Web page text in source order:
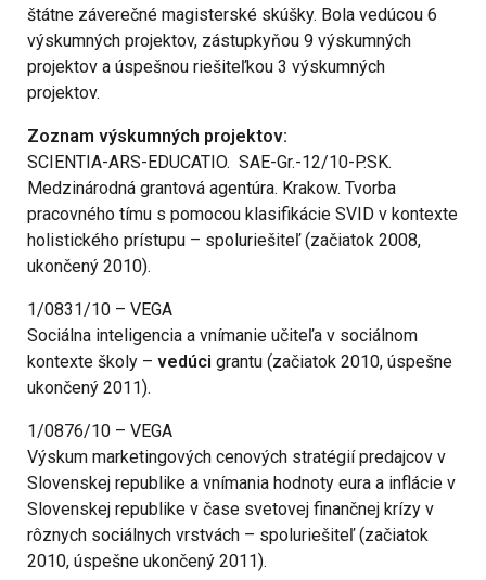
štátne záverečné magisterské skúšky. Bola vedúcou 6
výskumných projektov, zástupkyňou 9 výskumných
projektov a úspešnou riešiteľkou 3 výskumných
projektov.
Zoznam výskumných projektov:
SCIENTIA-ARS-EDUCATIO. SAE-Gr.-12/10-P.SK.
Medzinárodná grantová agentúra. Krakow. Tvorba
pracovného tímu s pomocou klasifikácie SVID v kontexte
holistického prístupu – spoluriešiteľ (začiatok 2008,
ukončený 2010).
1/0831/10 – VEGA
Sociálna inteligencia a vnímanie učiteľa v sociálnom
kontexte školy – vedúci grantu (začiatok 2010, úspešne
ukončený 2011).
1/0876/10 – VEGA
Výskum marketingových cenových stratégií predajcov v
Slovenskej republike a vnímania hodnoty eura a inflácie v
Slovenskej republike v čase svetovej finančnej krízy v
rôznych sociálnych vrstvách – spoluriešiteľ (začiatok
2010, úspešne ukončený 2011).